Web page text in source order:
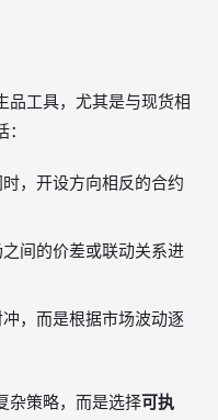
品工具，尤其是与现货相
，开设方向相反的合约
间的价差或联动关系进
，而是根据市场波动逐
杂策略，而是选择可执